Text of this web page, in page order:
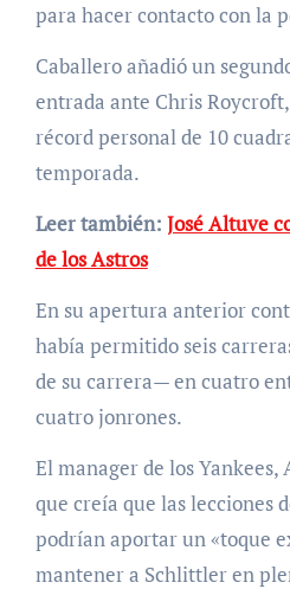
para hacer contacto con la
Caballero añadió un
entrada ante Chris
récord personal de 10
temporada.
Leer también: José Altuve
de los Astros
En su apertura anterior
había permitido seis
de su carrera— en cuatro
cuatro jonrones.
El manager de los Yankees,
que creía que las lecciones
podrían aportar un «toque
mantener a Schlittler en